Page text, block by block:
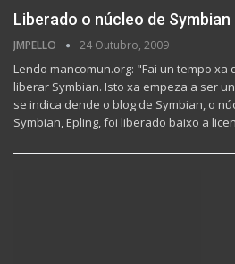
Liberado o núcleo de Symbian
JMPELLO 24 Outubro, 2009
Lendo mancomun.org: "Fai un tempo
liberar Symbian. Isto xa empeza a ser
se indica dende o blog de Symbian, o
Symbian, Epling, foi liberado baixo a